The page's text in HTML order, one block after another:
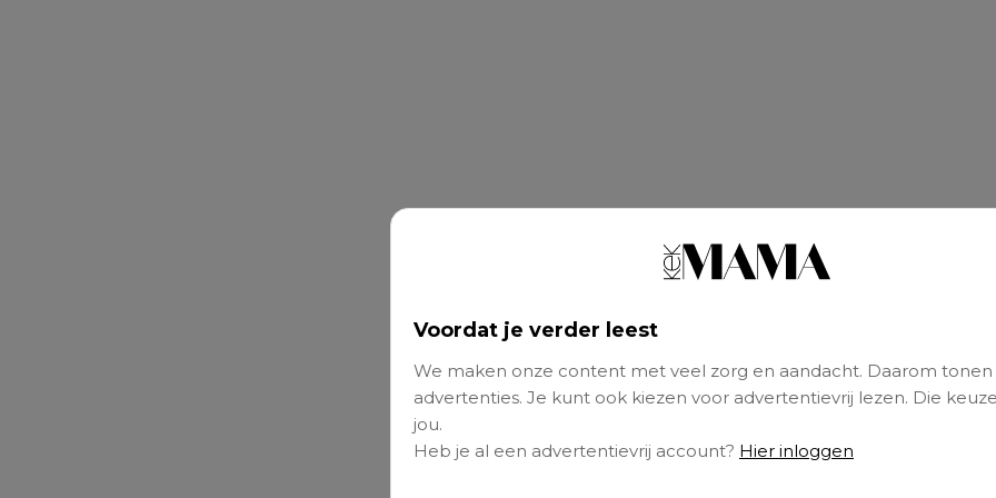
Voordat je verder leest
We maken onze content met veel zorg en aandacht. Daarom tonen
advertenties. Je kunt ook kiezen voor advertentievrij lezen. Die
jou.
Heb je al een advertentievrij account? Hier inloggen